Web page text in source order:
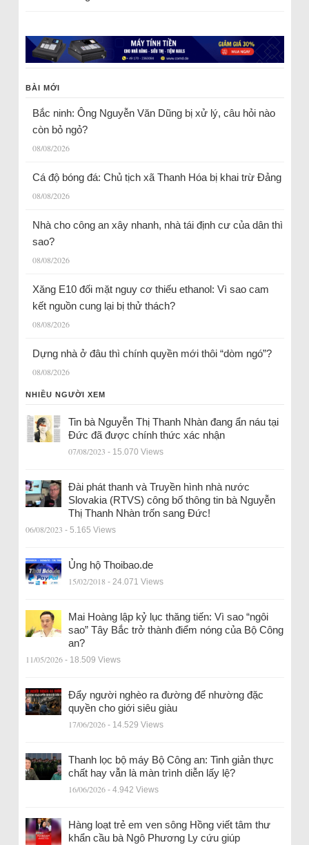
BÀI MỚI
Bắc ninh: Ông Nguyễn Văn Dũng bị xử lý, câu hỏi nào
còn bỏ ngỏ?
08/08/2026
Cá độ bóng đá: Chủ tịch xã Thanh Hóa bị khai trừ Đảng
08/08/2026
Nhà cho công an xây nhanh, nhà tái định cư của dân thì
sao?
08/08/2026
Xăng E10 đối mặt nguy cơ thiếu ethanol: Vì sao cam
kết nguồn cung lại bị thử thách?
08/08/2026
Dựng nhà ở đâu thì chính quyền mới thôi “dòm ngó”?
08/08/2026
NHIỀU NGƯỜI XEM
Tin bà Nguyễn Thị Thanh Nhàn đang ẩn náu tại
Đức đã được chính thức xác nhận
07/08/2023 - 15.070 Views
Đài phát thanh và Truyền hình nhà nước
Slovakia (RTVS) công bố thông tin bà Nguyễn
Thị Thanh Nhàn trốn sang Đức!
06/08/2023 - 5.165 Views
Ủng hộ Thoibao.de
15/02/2018 - 24.071 Views
Mai Hoàng lập kỷ lục thăng tiến: Vì sao “ngôi
sao” Tây Bắc trở thành điểm nóng của Bộ Công
an?
11/05/2026 - 18.509 Views
Đẩy người nghèo ra đường để nhường đặc
quyền cho giới siêu giàu
17/06/2026 - 14.529 Views
Thanh lọc bộ máy Bộ Công an: Tinh giản thực
chất hay vẫn là màn trình diễn lấy lệ?
16/06/2026 - 4.942 Views
Hàng loạt trẻ em ven sông Hồng viết tâm thư
khẩn cầu bà Ngô Phương Ly cứu giúp